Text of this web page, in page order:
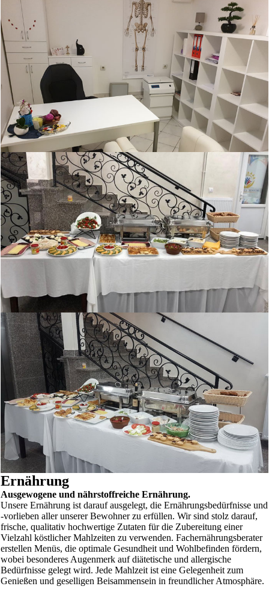
Ernährung
Ausgewogene und nährstoffreiche Ernährung.
Unsere Ernährung ist darauf ausgelegt, die Ernährungsbedürfnisse und
-vorlieben aller unserer Bewohner zu erfüllen. Wir sind stolz darauf,
frische, qualitativ hochwertige Zutaten für die Zubereitung einer
Vielzahl köstlicher Mahlzeiten zu verwenden. Fachernährungsberater
erstellen Menüs, die optimale Gesundheit und Wohlbefinden fördern,
wobei besonderes Augenmerk auf diätetische und allergische
Bedürfnisse gelegt wird. Jede Mahlzeit ist eine Gelegenheit zum
Genießen und geselligen Beisammensein in freundlicher Atmosphäre.